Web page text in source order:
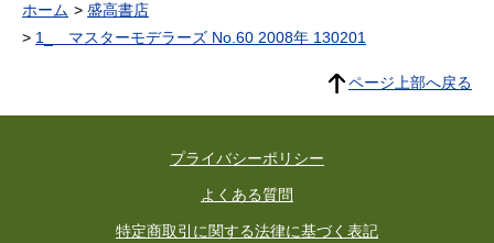
ホーム
盛高書店
1_ マスターモデラーズ No.60 2008年 130201
ページ上部へ戻る
プライバシーポリシー
よくある質問
特定商取引に関する法律に基づく表記